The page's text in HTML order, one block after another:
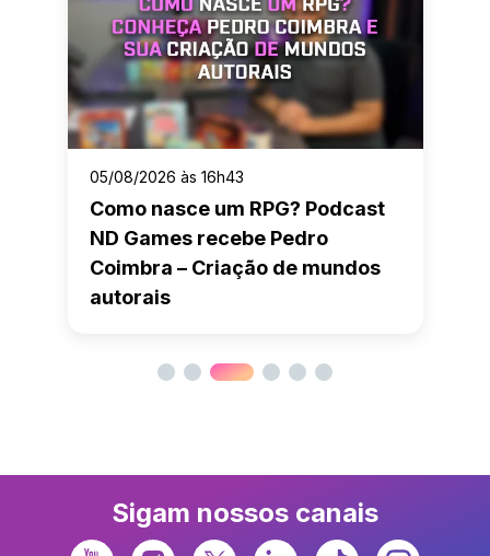
05/08/2026 às 16h43
Como nasce um RPG? Podcast
ND Games recebe Pedro
Coimbra – Criação de mundos
autorais
Sigam nossos canais